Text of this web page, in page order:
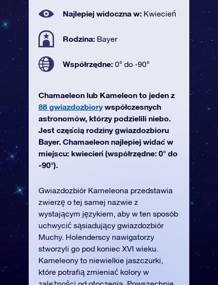
Najlepiej widoczna w: Kwiecień
Rodzina: Bayer
Współrzędne: 0° do -90°
Chamaeleon lub Kameleon to jeden z
88 gwiazdozbiorywspółczesnych
astronomów, którzy podzielili niebo.
Jest częścią rodziny gwiazdozbioru
Bayer. Chamaeleon najlepiej widać w
miejscu: kwiecień (współrzędne: 0° do
-90°).
Gwiazdozbiór Kameleona przedstawia
zwierzę o tej samej nazwie z
wystającym językiem, aby w ten sposób
uchwycić sąsiadujący gwiazdozbiór
Muchy. Holenderscy nawigatorzy
stworzyli go pod koniec XVI wieku.
Kameleony to niewielkie jaszczurki,
które potrafią zmieniać kolory w